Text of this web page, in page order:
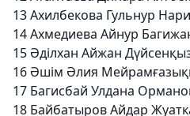
13Ахилбекова Гульнур
14Ахмедиева Айнур
15 Әділхан Айжан
16 Әшім Әлия
17 Багисбай Улдана
18 Байбатыров Айдар